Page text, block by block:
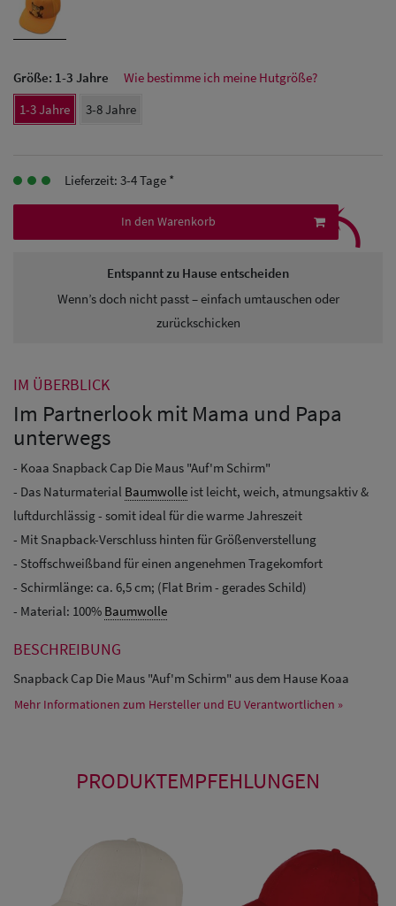
Herren Caps
Herren UV-
Schutz Caps
Sonnenschilder
Größe: 1-3 Jahre
Wie bestimme ich meine Hutgröße?
1-3 Jahre
3-8 Jahre
Lieferzeit: 3-4 Tage *
In den Warenkorb
Entspannt zu Hause entscheiden
Wenn’s doch nicht passt – einfach umtauschen oder
zurückschicken
⤹
IM ÜBERBLICK
Im Partnerlook mit Mama und Papa
unterwegs
- Koaa Snapback Cap Die Maus "Auf'm Schirm"
- Das Naturmaterial Baumwolle ist leicht, weich, atmungsaktiv &
luftdurchlässig - somit ideal für die warme Jahreszeit
- Mit Snapback-Verschluss hinten für Größenverstellung
- Stoffschweißband für einen angenehmen Tragekomfort
- Schirmlänge: ca. 6,5 cm; (Flat Brim - gerades Schild)
- Material: 100% Baumwolle
BESCHREIBUNG
Snapback Cap Die Maus "Auf'm Schirm" aus dem Hause Koaa
Mehr Informationen zum Hersteller und EU Verantwortlichen »
PRODUKTEMPFEHLUNGEN